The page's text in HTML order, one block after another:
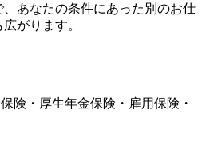
あなたの条件にあった別のお仕
広がります。
険・厚生年金保険・雇用保険・